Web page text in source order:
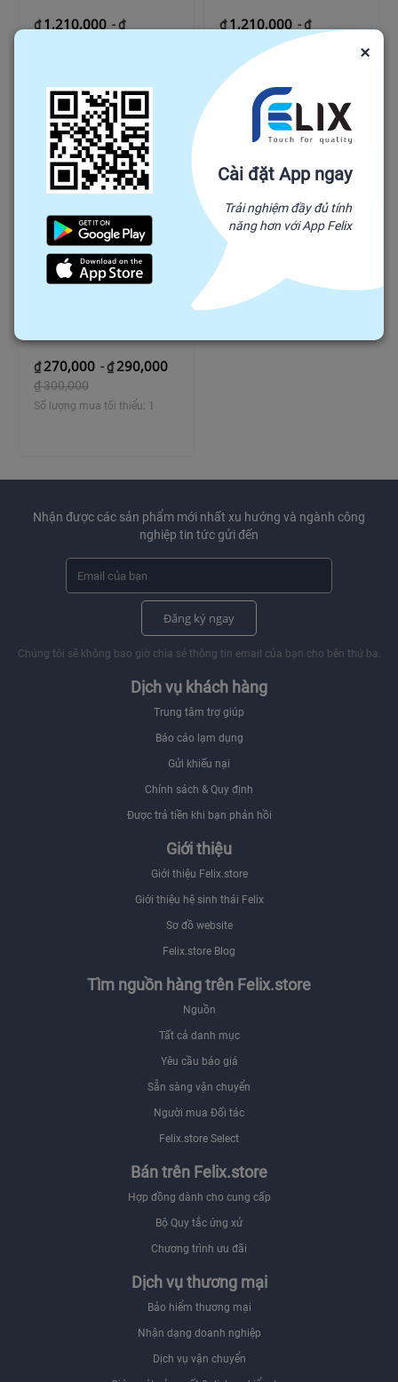
₫ 1,210,000 -₫
Số lượng mua tối thiểu: 1
VN 1MTHS
₫ 1,210,000 -₫
1,254,000
1,350,000
Số lượng mua tối thiểu: 1
MTHS
₫270,000 -₫290,000
₫300,000
Số lượng mua tối thiểu: 1
Nhận được các sản phẩm mới nhất xu hướng và ngành công
nghiệp tin tức gửi đến
Đăng ký ngay
Chúng tôi sẽ không bao giờ chia sẻ thông tin email của bạn cho bên thứ ba.
Dịch vụ khách hàng
Trung tâm trợ giúp
Báo cáo lạm dụng
Gửi khiếu nại
Chính sách & Quy định
Được trả tiền khi bạn phản hồi
Giới thiệu
Giới thiệu Felix.store
Giới thiệu hệ sinh thái Felix
Sơ đồ website
Felix.store Blog
Tìm nguồn hàng trên Felix.store
Nguồn
Tất cả danh mục
Yêu cầu báo giá
Sẵn sàng vận chuyển
Người mua Đối tác
Felix.store Select
Bán trên Felix.store
Hợp đồng dành cho cung cấp
Bộ Quy tắc ứng xử
Chương trình ưu đãi
Dịch vụ thương mại
Bảo hiểm thương mại
Nhận dạng doanh nghiệp
Dịch vụ vận chuyển
×
Cài đặt App ngay
Trải nghiệm đầy đủ tính
năng hơn với App Felix